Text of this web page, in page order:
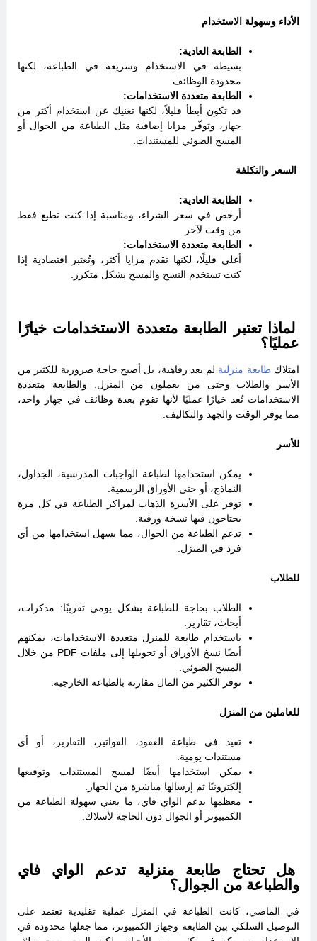
الأداء وسهولة الاستخدام
الطابعة العادية:
بسيطة في الاستخدام وسريعة في الطباعة، لكنها
محدودة الوظائف.
الطابعة متعددة الاستخدامات:
قد تكون أبطأ قليلاً، لكنها تغنيك عن استخدام أكثر من
جهاز، وتوفّر مزايا إضافية مثل الطباعة من الجوال أو
المسح الضوئي للمستندات.
السعر والتكلفة
الطابعة العادية:
أرخص في سعر الشراء، ومناسبة إذا كنت تطبع فقط
من وقت لآخر.
الطابعة متعددة الاستخدامات:
أغلى قليلًا، لكنها تقدم مزايا أكثر، وتُعتبر اقتصادية إذا
كنت تستخدم النسخ والمسح بشكل متكرر.
لماذا تعتبر الطابعة متعددة الاستخدامات خيارًا
عمليًا؟
امتلاكطابعة منزلية لم يعد رفاهية، بل أصبح حاجة ضرورية للكثير من
الأسر والطلاب وحتى من يعملون من المنزل. والطابعة متعددة
الاستخدامات تُعد خيارًا عمليًا لأنها تقوم بعدة وظائف في جهاز واحد،
مما يوفر الوقت والجهد والتكاليف.
للأسر
يمكن استخدامها لطباعة الواجبات المدرسية، الجداول،
النماذج، أو حتى الأوراق الرسمية.
توفر على الأسرة الذهاب لمراكز الطباعة في كل مرة
يحتاجون فيها نسخة ورقية.
تدعم الطباعة من الجوال، مما يسهل استخدامها من أي
فرد في المنزل.
للطلاب
الطلاب بحاجة للطباعة بشكل يومي تقريبًا: مذكرات،
أبحاث، تقارير.
باستخدام طابعة للمنزل متعددة الاستخدامات، يمكنهم
أيضًا نسخ الأوراق أو تحويلها إلى ملفات PDF من خلال
المسح الضوئي.
توفر الكثير من المال مقارنة بالطباعة الخارجية.
للعاملين من المنزل
تفيد في طباعة العقود، الفواتير، التقارير، أو أي
مستندات يومية.
يمكن استخدامها أيضًا لمسح المستندات وتوقيعها
إلكترونيًا ثم إرسالها مباشرة من الجهاز.
معظمها يدعم الواي فاي، ما يعني سهولة الطباعة من
الكمبيوتر أو الجوال دون الحاجة لأسلاك.
هل تحتاج طابعة منزلية تدعم الواي فاي
والطباعة من الجوال؟
في الماضي، كانت الطباعة في المنزل عملية تقليدية تعتمد على
التوصيل السلكي بين الطابعة وجهاز الكمبيوتر، مما جعلها محدودة في